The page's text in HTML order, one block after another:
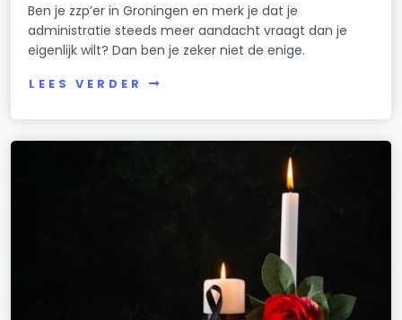
Ben je zzp’er in Groningen en merk je dat je
administratie steeds meer aandacht vraagt dan je
eigenlijk wilt? Dan ben je zeker niet de enige.
LEES VERDER